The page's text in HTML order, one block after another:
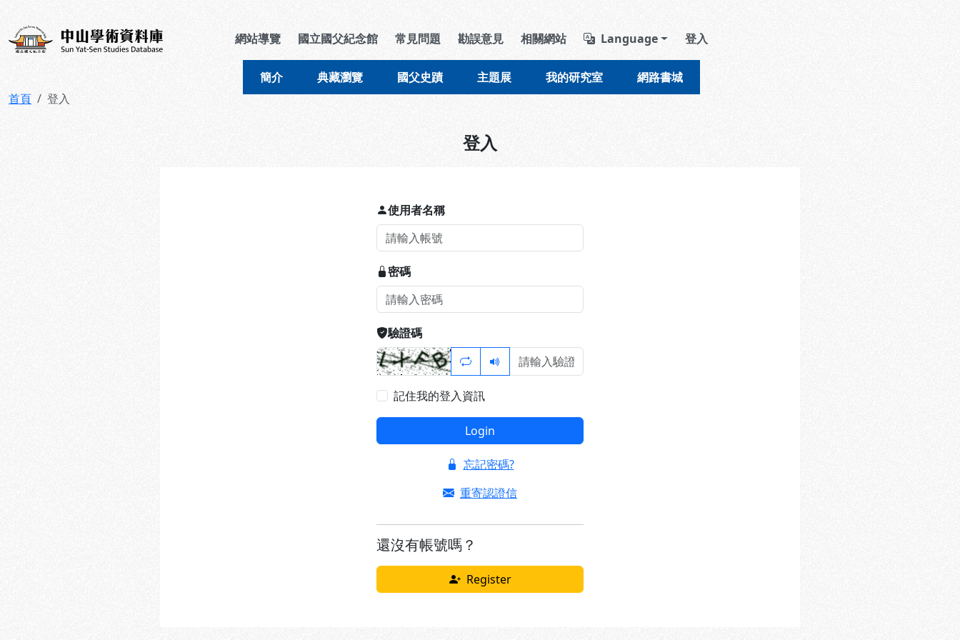
中山學術資料庫 導覽列區塊
網站導覽 國立國父紀念館 常見問題 勘誤意見 相關網站 Language 登入
簡介 典藏瀏覽 國父史蹟 主題展 我的研究室 網路書城
首頁 登入
登入
使用者名稱
密碼
驗證碼
記住我的登入資訊
Login
忘記密碼?
重寄認證信
還沒有帳號嗎？
Register